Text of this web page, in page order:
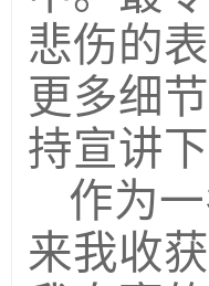
悲伤的
更多细
持宣讲
作为
来我收